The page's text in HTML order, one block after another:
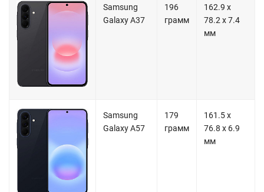
Samsung
Galaxy A37
196
грамм
162.9 х
78.2 х 7.4
мм
Samsung
Galaxy A57
179
грамм
161.5 х
76.8 х 6.9
мм